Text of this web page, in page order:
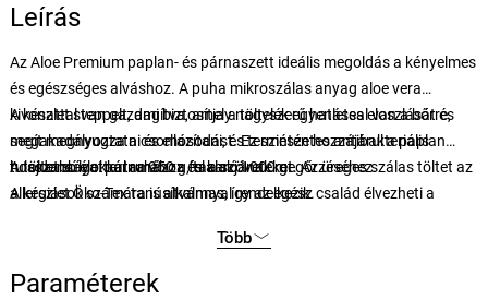
Leírás
Az Aloe Premium paplan- és párnaszett ideális megoldás a kényelmes
és egészséges alváshoz. A puha mikroszálas anyag aloe vera
kivonattal van gazdagítva, amely nagyszerű hatással van a bőrre,
segít megnyugtatni és ellazítani, és természetes antibakteriális
tulajdonságokkal ruházza fel a szöveteket. Az üreges szálas töltet az
allergiások számára is alkalmas, így az egész család élvezheti a
A készlet steppelt, ami biztosítja a töltelék egyenletes eloszlását és
megakadályozza a csomósodást. Ez szintén hozzájárul a paplan
hosszabb élettartamához és alakjának megőrzéséhez.
A töltet súlya: párna 950 g, takaró 1000 g.
A készlet Öko-Tex tanúsítvánnyal rendelkezik.
Több
Paraméterek